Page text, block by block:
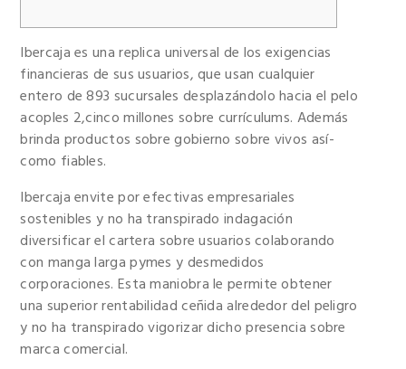
Ibercaja es una replica universal de los exigencias
financieras de sus usuarios, que usan cualquier
entero de 893 sucursales desplazándolo hacia el pelo
acoples 2,cinco millones sobre currículums. Además
brinda productos sobre gobierno sobre vivos así­
como fiables.
Ibercaja envite por efectivas empresariales
sostenibles y no ha transpirado indagación
diversificar el cartera sobre usuarios colaborando
con manga larga pymes y desmedidos
corporaciones. Esta maniobra le permite obtener
una superior rentabilidad ceñida alrededor del peligro
y no ha transpirado vigorizar dicho presencia sobre
marca comercial.